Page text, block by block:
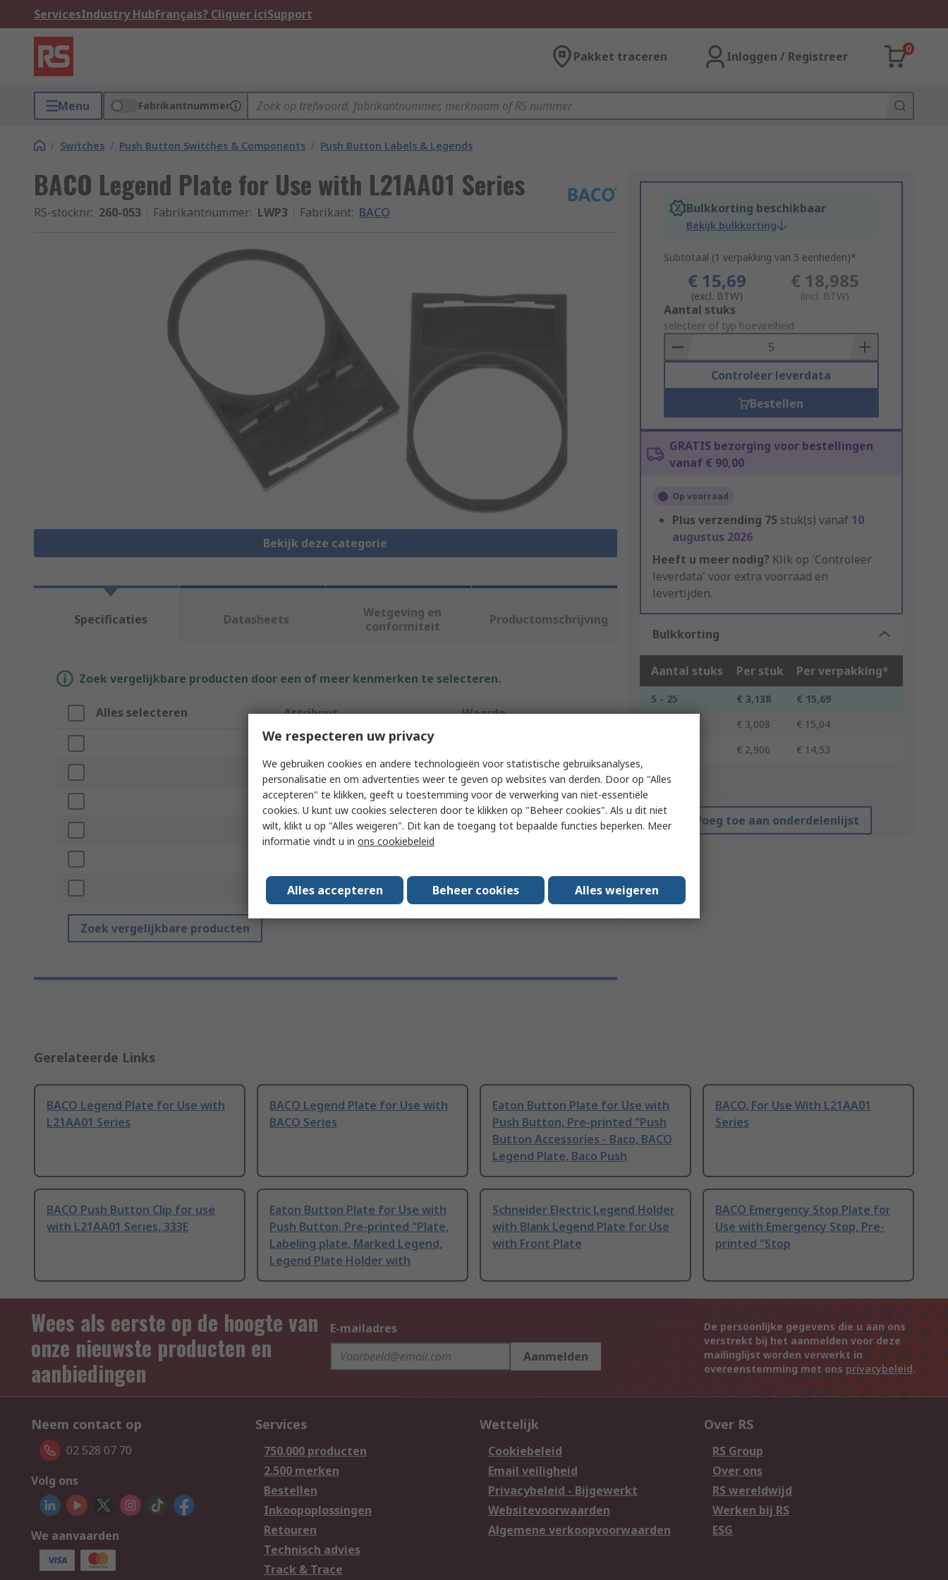
ServicesIndustry HubFrançais? Cliquer iciSupport
Pakket traceren Inloggen / Registreer
0
Menu Fabrikantnummer
/ Switches / Push Button Switches & Components / Push Button Labels & Legends
BACO Legend Plate for Use with L21AA01 Series
RS-stocknr.: 260-053 Fabrikantnummer: LWP3 Fabrikant: BACO
Bekijk deze categorie
Bulkkorting beschikbaar
Bekijk bulkkorting
Subtotaal (1 verpakking van 5 eenheden)*
€ 15,69
(excl. BTW)
€ 18,985
(incl. BTW)
Add
to
Basket
Aantal stuks
selecteer of typ hoeveelheid
Controleer leverdata
Bestellen
GRATIS bezorging voor bestellingen
vanaf € 90,00
Op voorraad
Plus verzending 75 stuk(s) vanaf 10
augustus 2026
Heeft u meer nodig? Klik op 'Controleer
leverdata' voor extra voorraad en
levertijden.
Bulkkorting
Aantal stuks Per stuk Per verpakking*
5 - 25 € 3,138
€ 15,69
€ 3,008
€ 15,04
€ 2,906 € 14,53
*prijsindicatie
Voeg toe aan onderdelenlijst
Specificaties Datasheets
Wetgeving en
conformiteit
Productomschrijving
Zoek vergelijkbare producten door een of meer kenmerken te selecteren.
Alles selecteren Attribuut Waarde
Merk
Accessory Type Legend Plate
Product Type Legend Plate
For Use With L21AA01 Series
Series LWP
Zoek vergelijkbare producten
Gerelateerde Links
BACO Legend Plate for Use with
L21AA01 Series
BACO Legend Plate for Use with
BACO Series
Eaton Button Plate for Use with
Push Button, Pre-printed "Push
Button Accessories - Baco, BACO
Legend Plate, Baco Push
BACO, For Use With L21AA01
Series
BACO Push Button Clip for use
with L21AA01 Series, 333E
Eaton Button Plate for Use with
Push Button, Pre-printed "Plate,
Labeling plate, Marked Legend,
Legend Plate Holder with
Schneider Electric Legend Holder
with Blank Legend Plate for Use
with Front Plate
BACO Emergency Stop Plate for
Use with Emergency Stop, Pre-
printed "Stop
Wees als eerste op de hoogte van
onze nieuwste producten en
aanbiedingen
E-mailadres
Aanmelden
De persoonlijke gegevens die u aan ons
verstrekt bij het aanmelden voor deze
mailinglijst worden verwerkt in
overeenstemming met ons privacybeleid.
Neem contact op
02 528 07 70
Volg ons
We aanvaarden
Services
750.000 producten
2.500 merken
Bestellen
Inkoopoplossingen
Retouren
Technisch advies
Track & Trace
Wettelijk
Cookiebeleid
Email veiligheid
Privacybeleid - Bijgewerkt
Websitevoorwaarden
Algemene verkoopvoorwaarden
Over RS
RS Group
Over ons
RS wereldwijd
Werken bij RS
ESG
We respecteren uw privacy
We gebruiken cookies en andere technologieën voor statistische gebruiksanalyses,
personalisatie en om advertenties weer te geven op websites van derden. Door op "Alles
accepteren" te klikken, geeft u toestemming voor de verwerking van niet-essentiële
cookies. U kunt uw cookies selecteren door te klikken op "Beheer cookies". Als u dit niet
wilt, klikt u op "Alles weigeren". Dit kan de toegang tot bepaalde functies beperken. Meer
informatie vindt u in ons cookiebeleid
Alles accepteren Beheer cookies Alles weigeren